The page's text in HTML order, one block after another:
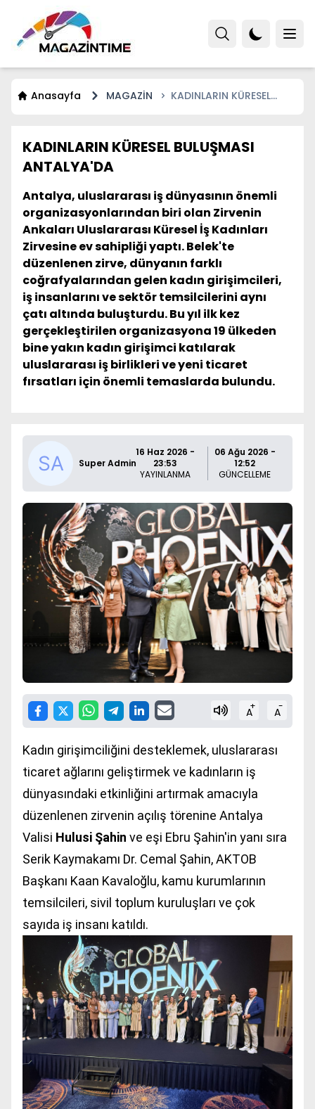
Anasayfa MAGAZİN
KADINLARIN KÜRESEL
KADINLARIN KÜRESEL BULUŞMASI
ANTALYA'DA
Antalya, uluslararası iş dünyasının önemli
organizasyonlarından biri olan Zirvenin
Ankaları Uluslararası Küresel İş Kadınları
Zirvesine ev sahipliği yaptı. Belek'te
düzenlenen zirve, dünyanın farklı
coğrafyalarından gelen kadın girişimcileri,
iş insanlarını ve sektör temsilcilerini aynı
çatı altında buluşturdu. Bu yıl ilk kez
gerçekleştirilen organizasyona 19 ülkeden
bine yakın kadın girişimci katılarak
uluslararası iş birlikleri ve yeni ticaret
fırsatları için önemli temaslarda bulundu.
Super Admin
16 Haz 2026 -
23:53
YAYINLANMA
06 Ağu 2026 -
12:52
GÜNCELLEME
A+ A-
Kadın girişimciliğini desteklemek, uluslararası
ticaret ağlarını geliştirmek ve kadınların iş
dünyasındaki etkinliğini artırmak amacıyla
düzenlenen zirvenin açılış törenine Antalya
Valisi Hulusi Şahin ve eşi Ebru Şahin'in yanı sıra
Serik Kaymakamı Dr. Cemal Şahin, AKTOB
Başkanı Kaan Kavaloğlu, kamu kurumlarının
temsilcileri, sivil toplum kuruluşları ve çok
sayıda iş insanı katıldı.